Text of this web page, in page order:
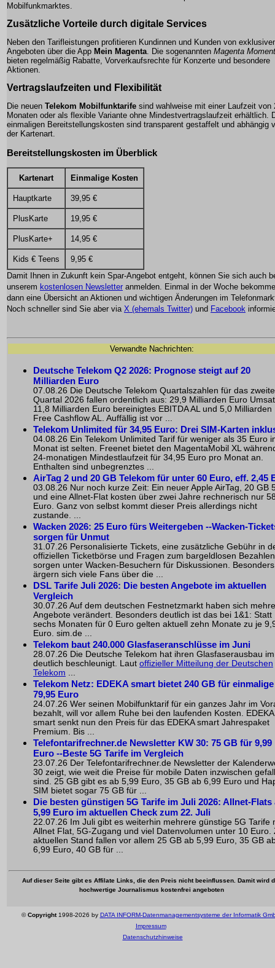
Mobilfunkmarktes.
Zusätzliche Vorteile durch digitale Services
Neben den Tarifleistungen profitieren Kundinnen und Kunden von
Angeboten über die App Mein Magenta. Die sogenannten Magenta
bieten regelmäßig Rabatte, Vorverkaufsrechte für Konzerte und besondere
Aktionen.
Vertragslaufzeiten und Flexibilität
Die neuen Telekom Mobilfunktarife sind wahlweise mit einer Laufzeit von
Monaten oder als flexible Variante ohne Mindestvertragslaufzeit erhältlich.
einmaligen Bereitstellungskosten sind transparent gestaffelt und abhängig
der Kartenart.
Bereitstellungskosten im Überblick
Kartenart Einmalige Kosten
Hauptkarte 39,95 €
PlusKarte 19,95 €
PlusKarte+ 14,95 €
Kids € Teens
9,95 €
Damit Ihnen in Zukunft kein Spar-Angebot entgeht, können Sie sich auch
unserem kostenlosen Newsletter anmelden. Einmal in der Woche
dann eine Übersicht an Aktionen und wichtigen Änderungen im
Noch schneller sind Sie aber via X (ehemals Twitter) und Facebook
Verwandte Nachrichten:
Deutsche Telekom Q2 2026: Prognose steigt auf 20
Milliarden Euro
07.08.26 Die Deutsche Telekom Quartalszahlen für das zweite
Quartal 2026 fallen ordentlich aus: 29,9 Milliarden Euro
11,8 Milliarden Euro bereinigtes EBITDA AL und 5,0 Milliarden
Free Cashflow AL. Auffällig ist vor ...
Telekom Unlimited für 34,95 Euro: Drei SIM-Karten
04.08.26 Ein Telekom Unlimited Tarif für weniger als 35 Euro
Monat ist selten. Freenet bietet den MagentaMobil XL
24-monatigen Mindestlaufzeit für 34,95 Euro pro Monat an.
Enthalten sind unbegrenztes ...
AirTag 2 und 20 GB Telekom für unter 60 Euro, eff. 2,45
03.08.26 Nur noch kurze Zeit: Ein neuer Apple AirTag, 20 GB
und eine Allnet-Flat kosten über zwei Jahre rechnerisch nur
Euro. Ganz von selbst kommt dieser Preis allerdings nicht
zustande. ...
Wacken 2026: 25 Euro fürs Weitergeben --Wacken-
sorgen für Unmut
31.07.26 Personalisierte Tickets, eine zusätzliche Gebühr in
offiziellen Ticketbörse und Fragen zum bargeldlosen Bezahlen
sorgen unter Wacken-Besuchern für Diskussionen. Besonders
ärgern sich viele Fans über die ...
DSL Tarife Juli 2026: Die besten Angebote im aktuellen
Vergleich
30.07.26 Auf dem deutschen Festnetzmarkt haben sich
Angebote verändert. Besonders deutlich ist das bei 1&1: Statt
sechs Monaten für 0 Euro gelten aktuell zehn Monate zu je
Euro. sim.de ...
Telekom baut 240.000 Glasfaseranschlüsse im Juni
28.07.26 Die Deutsche Telekom hat ihren Glasfaserausbau
deutlich beschleunigt. Laut offizieller Mitteilung der Deutschen
Telekom ...
Telekom Netz: EDEKA smart bietet 240 GB für einmalige
79,95 Euro
24.07.26 Wer seinen Mobilfunktarif für ein ganzes Jahr im
bezahlt, will vor allem Ruhe bei den laufenden Kosten. EDEKA
smart senkt nun den Preis für das EDEKA smart Jahrespaket
Premium. Bis ...
Telefontarifrechner.de Newsletter KW 30: 75 GB für 9,99
Euro --Beste 5G Tarife im Vergleich
23.07.26 Der Telefontarifrechner.de Newsletter der
30 zeigt, wie weit die Preise für mobile Daten inzwischen
sind. 25 GB gibt es ab 5,99 Euro, 35 GB ab 6,99 Euro und
SIM bietet sogar 75 GB für ...
Die besten günstigen 5G Tarife im Juli 2026: Allnet-Flats
5,99 Euro im aktuellen Check zum 22. Juli
22.07.26 Im Juli gibt es weiterhin mehrere günstige 5G Tarife
Allnet Flat, 5G-Zugang und viel Datenvolumen unter 10 Euro.
aktuellen Stand fallen vor allem 25 GB ab 5,99 Euro, 35 GB
6,99 Euro, 40 GB für ...
Auf dieser Seite gibt es Affilate Links, die den Preis nicht beeinflussen. Damit wird
hochwertige Journalismus kostenfrei angeboten
©Copyright1998-2026 by DATA INFORM-Datenmanagementsysteme der Informatik
Impressum
Datenschutzhinweise